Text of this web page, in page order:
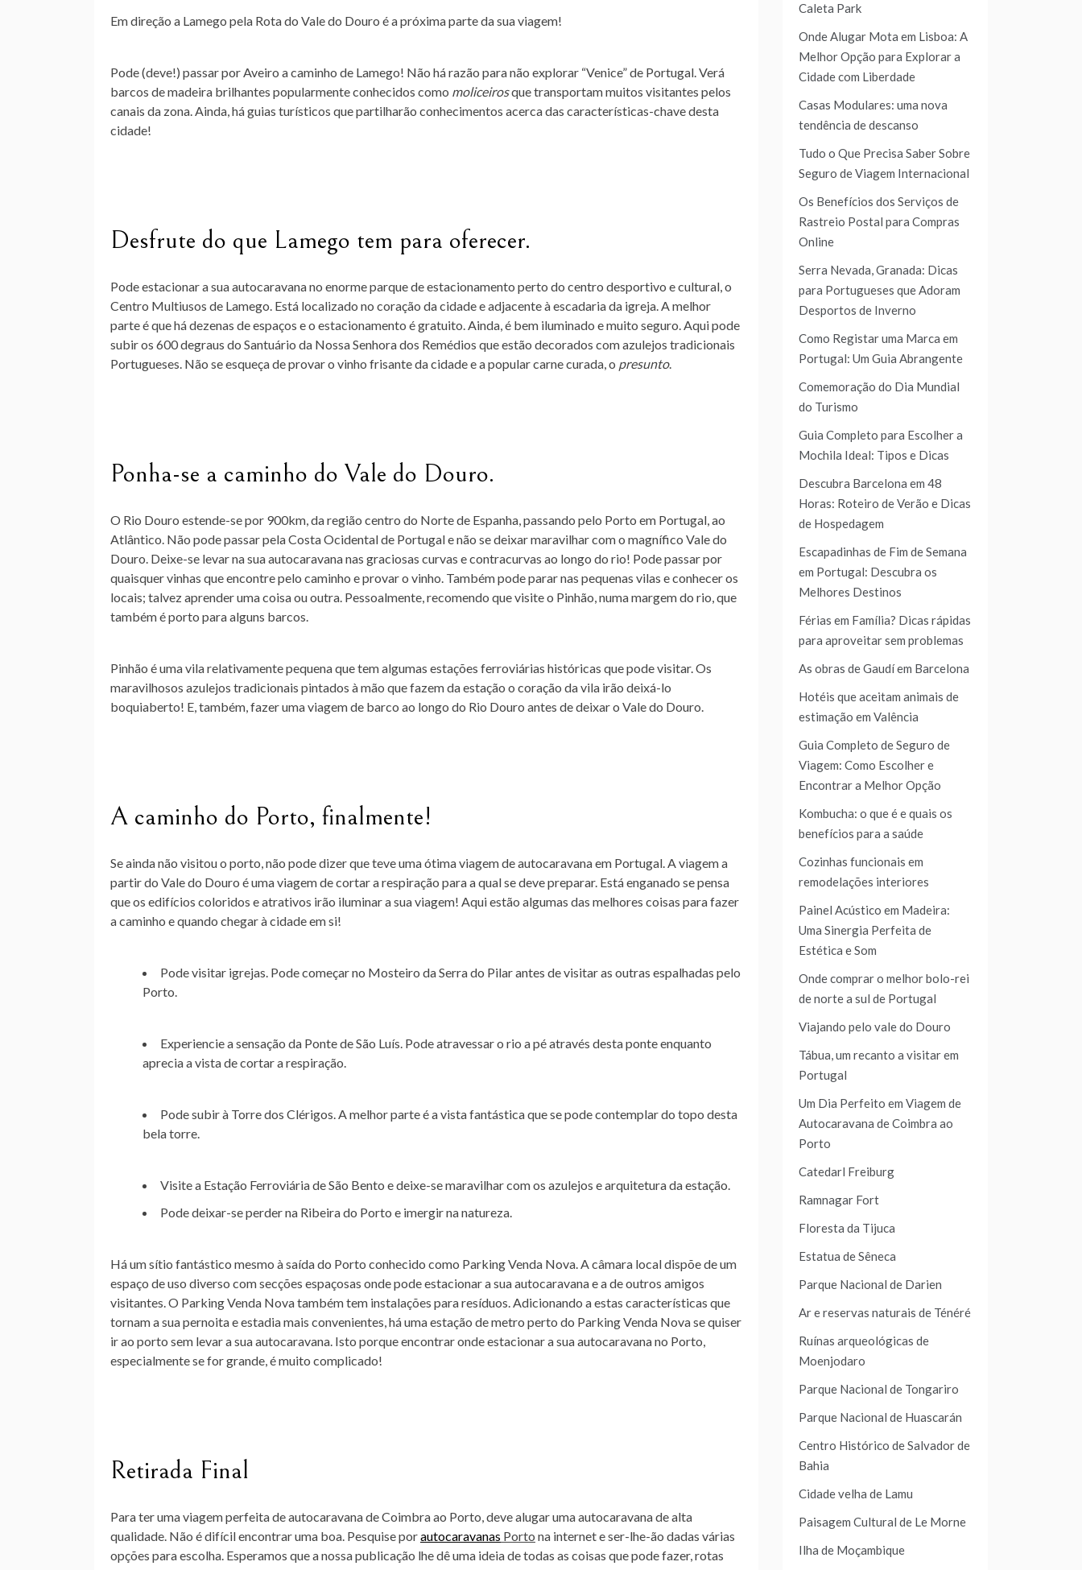
Em direção a Lamego pela Rota do Vale do Douro é a próxima parte da sua viagem!
Pode (deve!) passar por Aveiro a caminho de Lamego! Não há razão para não explorar “Venice” de Portugal. Verá
barcos de madeira brilhantes popularmente conhecidos como moliceirosque transportam muitos visitantes pelos
canais da zona. Ainda, há guias turísticos que partilharão conhecimentos acerca das características-chave desta
cidade!
Desfrute do que Lamego tem para oferecer.
Pode estacionar a sua autocaravana no enorme parque de estacionamento perto do centro desportivo e cultural, o
Centro Multiusos de Lamego. Está localizado no coração da cidade e adjacente à escadaria da igreja. A melhor
parte é que há dezenas de espaços e o estacionamento é gratuito. Ainda, é bem iluminado e muito seguro. Aqui pode
subir os 600 degraus do Santuário da Nossa Senhora dos Remédios que estão decorados com azulejos tradicionais
Portugueses. Não se esqueça de provar o vinho frisante da cidade e a popular carne curada, o presunto.
Ponha-se a caminho do Vale do Douro.
O Rio Douro estende-se por 900km, da região centro do Norte de Espanha, passando pelo Porto em Portugal, ao
Atlântico. Não pode passar pela Costa Ocidental de Portugal e não se deixar maravilhar com o magnífico Vale do
Douro. Deixe-se levar na sua autocaravana nas graciosas curvas e contracurvas ao longo do rio! Pode passar por
quaisquer vinhas que encontre pelo caminho e provar o vinho. Também pode parar nas pequenas vilas e conhecer os
locais; talvez aprender uma coisa ou outra. Pessoalmente, recomendo que visite o Pinhão, numa margem do rio, que
também é porto para alguns barcos.
Pinhão é uma vila relativamente pequena que tem algumas estações ferroviárias históricas que pode visitar. Os
maravilhosos azulejos tradicionais pintados à mão que fazem da estação o coração da vila irão deixá-lo
boquiaberto! E, também, fazer uma viagem de barco ao longo do Rio Douro antes de deixar o Vale do Douro.
A caminho do Porto, finalmente!
Se ainda não visitou o porto, não pode dizer que teve uma ótima viagem de autocaravana em Portugal. A viagem a
partir do Vale do Douro é uma viagem de cortar a respiração para a qual se deve preparar. Está enganado se pensa
que os edifícios coloridos e atrativos irão iluminar a sua viagem! Aqui estão algumas das melhores coisas para fazer
a caminho e quando chegar à cidade em si!
Pode visitar igrejas. Pode começar no Mosteiro da Serra do Pilar antes de visitar as outras espalhadas pelo
Porto.
Experiencie a sensação da Ponte de São Luís. Pode atravessar o rio a pé através desta ponte enquanto
aprecia a vista de cortar a respiração.
Pode subir à Torre dos Clérigos. A melhor parte é a vista fantástica que se pode contemplar do topo desta
bela torre.
Visite a Estação Ferroviária de São Bento e deixe-se maravilhar com os azulejos e arquitetura da estação.
Pode deixar-se perder na Ribeira do Porto e imergir na natureza.
Há um sítio fantástico mesmo à saída do Porto conhecido como Parking Venda Nova. A câmara local dispõe de um
espaço de uso diverso com secções espaçosas onde pode estacionar a sua autocaravana e a de outros amigos
visitantes. O Parking Venda Nova também tem instalações para resíduos. Adicionando a estas características que
tornam a sua pernoita e estadia mais convenientes, há uma estação de metro perto do Parking Venda Nova se quiser
ir ao porto sem levar a sua autocaravana. Isto porque encontrar onde estacionar a sua autocaravana no Porto,
especialmente se for grande, é muito complicado!
Retirada Final
Para ter uma viagem perfeita de autocaravana de Coimbra ao Porto, deve alugar uma autocaravana de alta
qualidade. Não é difícil encontrar uma boa. Pesquise porautocaravanas Porto na internet e ser-lhe-ão dadas várias
opções para escolha. Esperamos que a nossa publicação lhe dê uma ideia de todas as coisas que pode fazer, rotas
Caleta Park
Onde Alugar Mota em Lisboa: A
Melhor Opção para Explorar a
Cidade com Liberdade
Casas Modulares: uma nova
tendência de descanso
Tudo o Que Precisa Saber Sobre
Seguro de Viagem Internacional
Os Benefícios dos Serviços de
Rastreio Postal para Compras
Online
Serra Nevada, Granada: Dicas
para Portugueses que Adoram
Desportos de Inverno
Como Registar uma Marca em
Portugal: Um Guia Abrangente
Comemoração do Dia Mundial
do Turismo
Guia Completo para Escolher a
Mochila Ideal: Tipos e Dicas
Descubra Barcelona em 48
Horas: Roteiro de Verão e Dicas
de Hospedagem
Escapadinhas de Fim de Semana
em Portugal: Descubra os
Melhores Destinos
Férias em Família? Dicas rápidas
para aproveitar sem problemas
As obras de Gaudí em Barcelona
Hotéis que aceitam animais de
estimação em Valência
Guia Completo de Seguro de
Viagem: Como Escolher e
Encontrar a Melhor Opção
Kombucha: o que é e quais os
benefícios para a saúde
Cozinhas funcionais em
remodelações interiores
Painel Acústico em Madeira:
Uma Sinergia Perfeita de
Estética e Som
Onde comprar o melhor bolo-rei
de norte a sul de Portugal
Viajando pelo vale do Douro
Tábua, um recanto a visitar em
Portugal
Um Dia Perfeito em Viagem de
Autocaravana de Coimbra ao
Porto
Catedarl Freiburg
Ramnagar Fort
Floresta da Tijuca
Estatua de Sêneca
Parque Nacional de Darien
Ar e reservas naturais de Ténéré
Ruínas arqueológicas de
Moenjodaro
Parque Nacional de Tongariro
Parque Nacional de Huascarán
Centro Histórico de Salvador de
Bahia
Cidade velha de Lamu
Paisagem Cultural de Le Morne
Ilha de Moçambique